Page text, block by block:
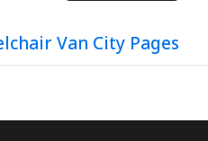
Van City Pages